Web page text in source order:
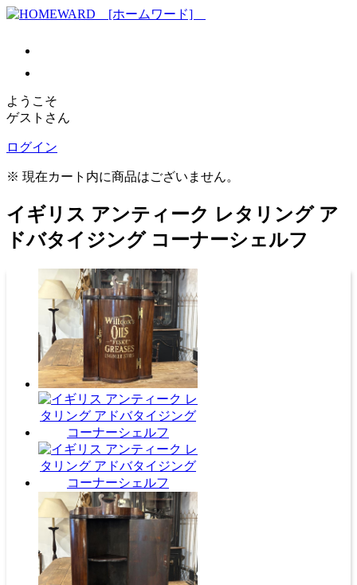
ようこそ
ゲストさん
ログイン
※ 現在カート内に商品はございません。
イギリス アンティーク レタリング ア
ドバタイジング コーナーシェルフ